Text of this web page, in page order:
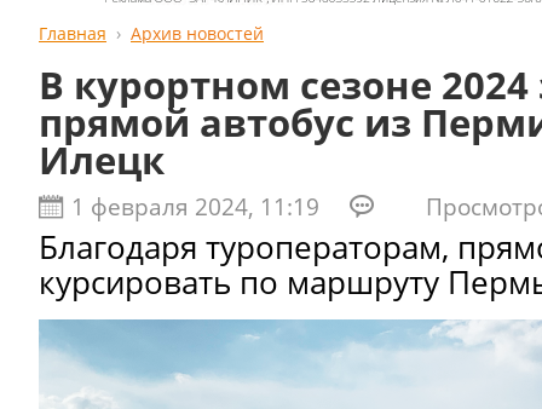
Главная Архив новостей
В курортном сезоне 2024
прямой автобус из
Илецк
1 февраля 2024, 11:19
Благодаря туроператорам,
курсировать по маршруту